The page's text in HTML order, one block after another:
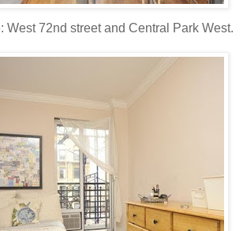
West 72nd street and Central Park West.